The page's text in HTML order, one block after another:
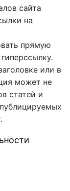
сайта
на
прямую
или в
может не
статей и